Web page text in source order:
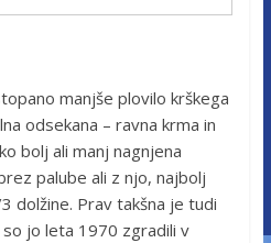
manjše plovilo krškega
odsekana – ravna krma in
bolj ali manj nagnjena
palube ali z njo, najbolj
dolžine. Prav takšna je tudi
so jo leta 1970 zgradili v